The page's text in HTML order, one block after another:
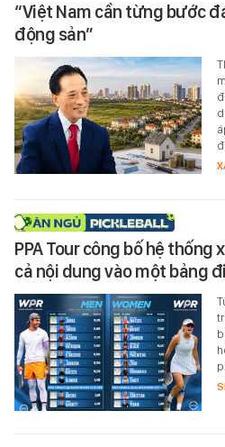
“Việt Nam cần từng bước
động sản”
PPA Tour công bố hệ thống
cả nội dung vào một bảng